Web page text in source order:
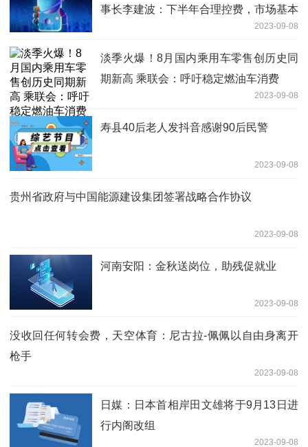
事长李建波：下半年合理控费，市场基本
2023-09-08
淡季火爆！8月国内乘用车零售创历史同
期新高 乘联会：呼吁稳定燃油车消费
2023-09-08
寿县40后老人发抖音感谢90后民警
2023-09-08
贵州省政府与中国能源建设集团签署战略合作协议
2023-09-08
河南安阳：金秋送岗位，助残促就业
2023-09-08
没收回任何转会费，天空体育：尼古拉-佩佩以自由身离开
枪手
2023-09-08
日媒：日本首相岸田文雄将于9月13日进
行内阁改组
2023-09-08